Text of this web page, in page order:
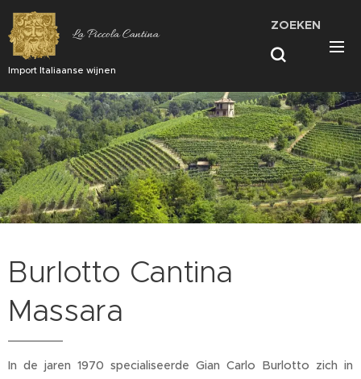
La Piccola Cantina
Import Italiaanse wijnen
ZOEKEN
Burlotto Cantina
Massara
In de jaren 1970 specialiseerde Gian Carlo Burlotto zich in